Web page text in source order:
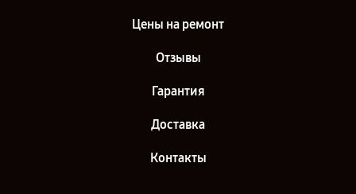
Цены на ремонт
Отзывы
Гарантия
Доставка
Контакты